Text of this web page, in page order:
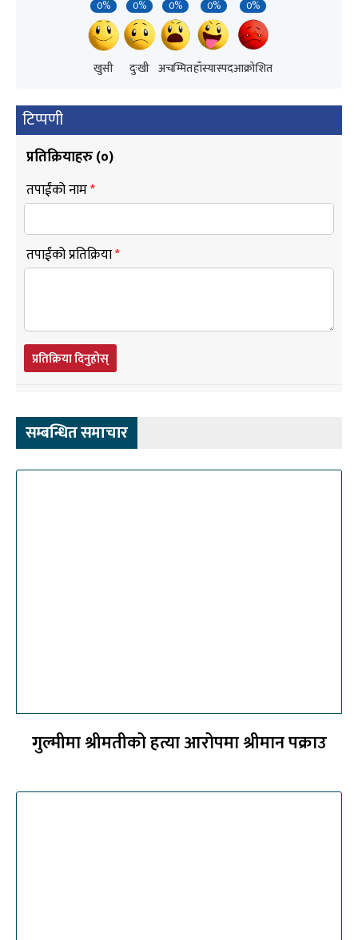
0%
खुसी
0%
दुःखी
0%
अचम्मित
0%
हाँस्यास्पद
0%
आक्रोशित
टिप्पणी
प्रतिक्रियाहरु (०)
तपाईंको नाम*
तपाईंको प्रतिक्रिया*
प्रतिक्रिया दिनुहोस्
सम्बन्धित समाचार
गुल्मीमा श्रीमतीको हत्या आरोपमा श्रीमान पक्राउ